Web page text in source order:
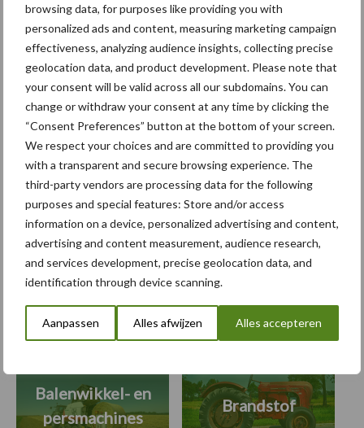
browsing data, for purposes like providing you with
personalized ads and content, measuring marketing campaign
effectiveness, analyzing audience insights, collecting precise
geolocation data, and product development. Please note that
your consent will be valid across all our subdomains. You can
change or withdraw your consent at any time by clicking the
“Consent Preferences” button at the bottom of your screen.
We respect your choices and are committed to providing you
with a transparent and secure browsing experience. The
third-party vendors are processing data for the following
purposes and special features: Store and/or access
information on a device, personalized advertising and content,
advertising and content measurement, audience research,
and services development, precise geolocation data, and
identification through device scanning.
Aanpassen Alles afwijzen Alles accepteren
Albourgh Tyres breidt uit
naar nieuwe
marktsegmenten
Caterpillar breidt gamma
elektrische bulldozers uit
Themapagina's
Bemesting Gewas & ruwvoer Loonwerk
Balenwikkel- en
persmachines
Brandstof